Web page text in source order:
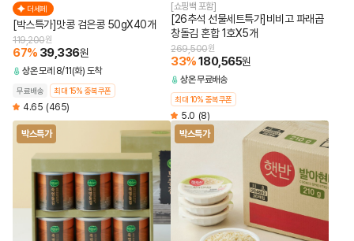
더세페
[박스특가]맛콩 검은콩 50gX40개
119,200원
67% 39,336원
상온모레 8/11(화) 도착
무료배송 최대 15% 중복쿠폰
4.65 (465)
[쇼핑백 포함]
[26추석 선물세트특가]비비고 파래곱
창돌김 혼합 1호X5개
269,500원
33%180,565원
상온무료배송
최대 10% 중복쿠폰
5.0 (8)
박스특가
박스특가